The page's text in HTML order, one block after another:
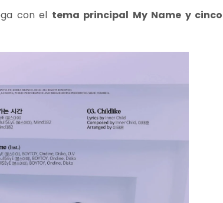
con el tema principal My Name y cinco